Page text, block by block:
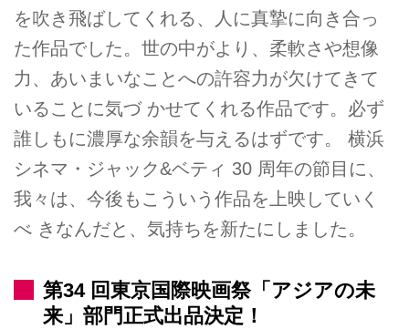
を吹き飛ばしてくれる、人に真摯に向き合っ
た作品でした。世の中がより、柔軟さや想像
力、あいまいなことへの許容力が欠けてきて
いることに気づ かせてくれる作品です。必ず
誰しもに濃厚な余韻を与えるはずです。 横浜
シネマ・ジャック&ベティ 30 周年の節目に、
我々は、今後もこういう作品を上映していく
べ きなんだと、気持ちを新たにしました。
第34 回東京国際映画祭「アジアの未
来」部門正式出品決定！